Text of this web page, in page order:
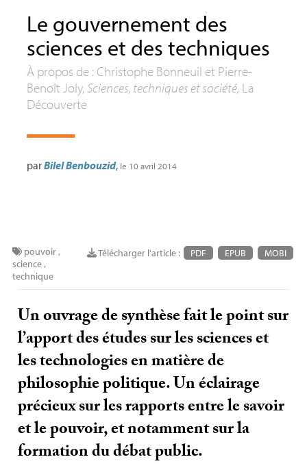
Le gouvernement des
sciences et des techniques
À propos de : Christophe Bonneuil et Pierre-
Benoît Joly,Sciences, techniques et société, La
Découverte
parBilel Benbouzid, le 10 avril 2014
Télécharger l'article : PDF EPUB MOBI
pouvoir,
science,
technique
Un ouvrage de synthèse fait le point sur
l’apport des études sur les sciences et
les technologies en matière de
philosophie politique. Un éclairage
précieux sur les rapports entre le savoir
et le pouvoir, et notamment sur la
formation du débat public.